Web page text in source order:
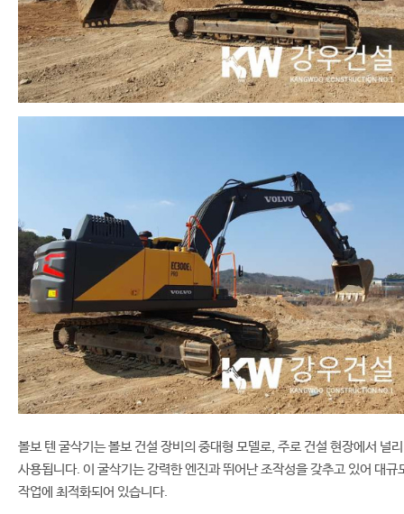
볼보 텐 굴삭기는 볼보 건설 장비의 중대형 모델로, 주로 건설 현장에서 널리
사용됩니다. 이 굴삭기는 강력한 엔진과 뛰어난 조작성을 갖추고 있어 대규
작업에 최적화되어 있습니다.